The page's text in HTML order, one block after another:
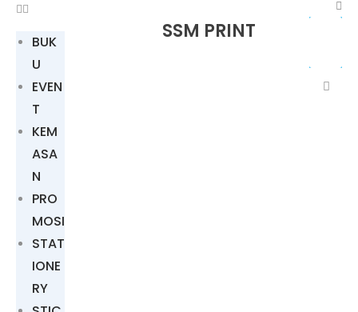
BUK
U
EVEN
T
KEM
ASA
N
PRO
MOSI
STAT
IONE
RY
SSM PRINT